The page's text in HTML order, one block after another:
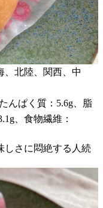
、北陸、関西、中
んぱく質：5.6g、脂
、食物繊維：
しさに悶絶する人続